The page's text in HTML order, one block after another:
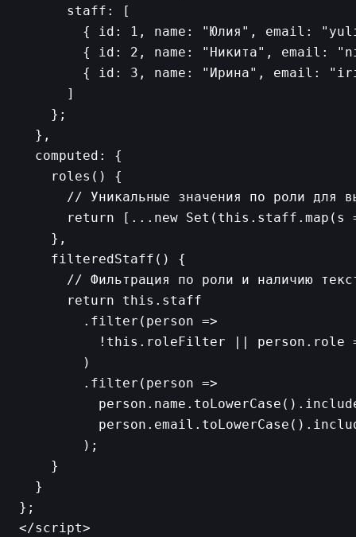
      staff: [
{ id: 1, name: "Юлия", email:
{ id: 2, name: "Никита", email:
{ id: 3, name: "Ирина", email:
      ]
    };
  },
  computed: {
    roles() {
// Уникальные значения по роли для
return [...new Set(this.staff.map(s
    },
    filteredStaff() {
// Фильтрация по роли и наличию
      return this.staff
        .filter(person =>
!this.roleFilter || person.role
        )
        .filter(person =>
        );
    }
  }
};